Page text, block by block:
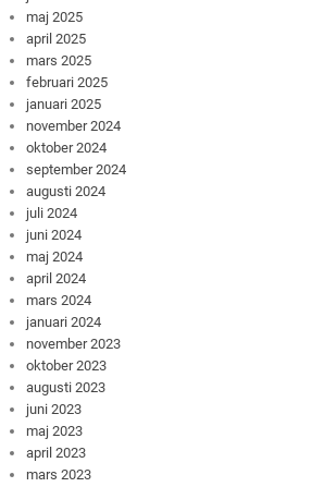
maj 2025
april 2025
mars 2025
februari 2025
januari 2025
november 2024
oktober 2024
september 2024
augusti 2024
juli 2024
juni 2024
maj 2024
april 2024
mars 2024
januari 2024
november 2023
oktober 2023
augusti 2023
juni 2023
maj 2023
april 2023
mars 2023